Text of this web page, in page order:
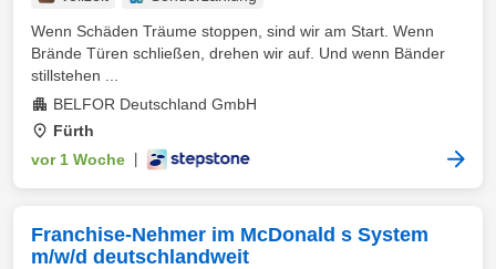
Wenn Schäden Träume stoppen, sind wir am Start. Wenn
Brände Türen schließen, drehen wir auf. Und wenn Bänder
stillstehen ...
BELFOR Deutschland GmbH
Fürth
vor 1 Woche
Franchise-Nehmer im McDonald s System
m/w/d deutschlandweit